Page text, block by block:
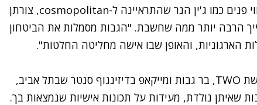
במיוחד. לטענת מומחים לקריאת תווי פנים כמו ג'ין הנר שהתראיינה ל-cosmopolitan, צורתן
הרבה יותר ממה שחשבת. "הגבות מסמלות את הביטחון
הארגוניות, והאופן שבו אישה מחליטה החלטות".
TWO, בר גבות ומייקאפ
בדיזינגוף סנטר שבתל אביב,
שאיתן נולדת, מעידות על תכונות אישיות שנמצאות בך.